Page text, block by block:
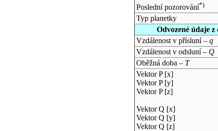
Poslední pozorování*)
Typ planetky
Odvozené údaje
Vzdálenost v přísluní – q
Vzdálenost v odsluní – Q
Oběžná doba – T
Vektor P [x]
Vektor P [y]
Vektor P [z]
Vektor Q [x]
Vektor Q [y]
Vektor Q [z]